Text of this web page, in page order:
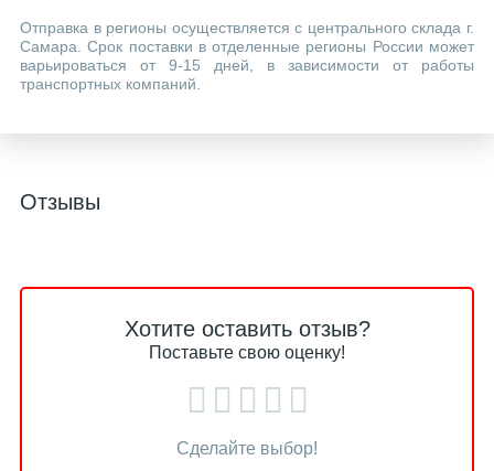
Отправка в регионы осуществляется с центрального склада г.
Самара. Срок поставки в отделенные регионы России может
варьироваться от 9-15 дней, в зависимости от работы
транспортных компаний.
Отзывы
Хотите оставить отзыв?
Поставьте свою оценку!
Сделайте выбор!